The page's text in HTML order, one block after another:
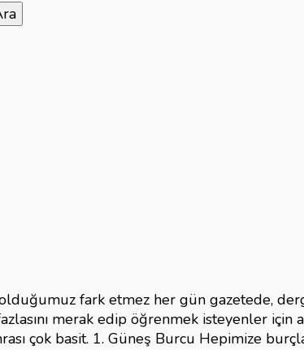
olduğumuz fark etmez her gün gazetede,
merak edip öğrenmek isteyenler
çok basit. 1. Güneş Burcu Hepimize